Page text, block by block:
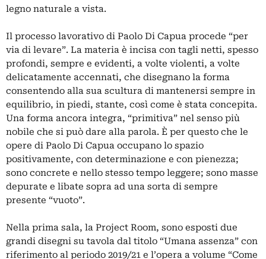
legno naturale a vista.
Il processo lavorativo di Paolo Di Capua procede “per
via di levare”. La materia è incisa con tagli netti, spesso
profondi, sempre e evidenti, a volte violenti, a volte
delicatamente accennati, che disegnano la forma
consentendo alla sua scultura di mantenersi sempre in
equilibrio, in piedi, stante, così come è stata concepita.
Una forma ancora integra, “primitiva” nel senso più
nobile che si può dare alla parola. È per questo che le
opere di Paolo Di Capua occupano lo spazio
positivamente, con determinazione e con pienezza;
sono concrete e nello stesso tempo leggere; sono masse
depurate e libate sopra ad una sorta di sempre
presente “vuoto”.
Nella prima sala, la Project Room, sono esposti due
grandi disegni su tavola dal titolo “Umana assenza” con
riferimento al periodo 2019/21 e l’opera a volume “Come